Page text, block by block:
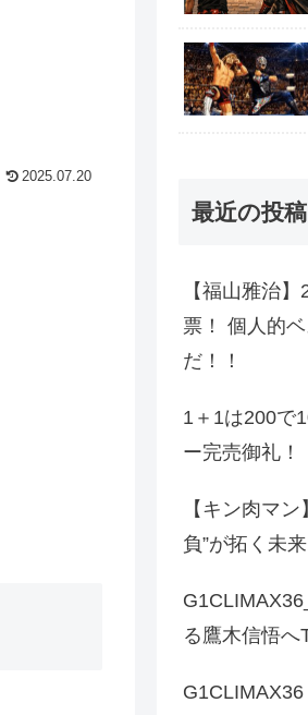
2025.07.20
最近の投稿
【福山雅治
票！ 個人的
だ！！
1＋1は200で
ー完売御礼！
【キン肉マ
負”が拓く未
る鷹木信悟へ